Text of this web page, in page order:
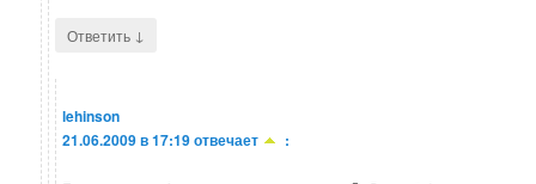
Ответить ↓
lehinson
21.06.2009 в 17:19отвечает :